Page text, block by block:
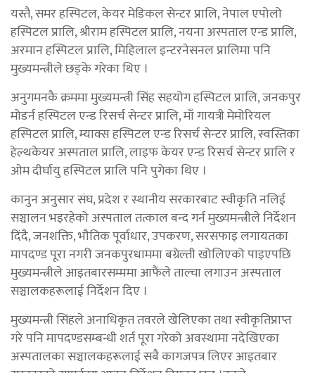
यस्तै, समर हस्पिटल, केयर मेडिकल सेन्टर प्रालि, नेपाल एपोलो
हस्पिटल प्रालि, श्रीराम हस्पिटल प्रालि, नयना अस्पताल एन्ड प्रालि,
अरमान हस्पिटल प्रालि, मिहिलाल इन्टरनेसनल प्रालिमा पनि
मुख्यमन्त्रीले छड्के गरेका थिए ।
अनुगमनकै क्रममा मुख्यमन्त्री सिंह सहयोग हस्पिटल प्रालि, जनकपुर
मोडर्न हस्पिटल एन्ड रिसर्च सेन्टर प्रालि, माँ गायत्री मेमोरियल
हस्पिटल प्रालि, म्याक्स हस्पिटल एन्ड रिसर्च सेन्टर प्रालि, स्वस्तिका
हेल्थकेयर अस्पताल प्रालि, लाइफ केयर एन्ड रिसर्च सेन्टर प्रालि र
ओम दीर्घायु हस्पिटल प्रालि पनि पुगेका थिए ।
कानुन अनुसार संघ, प्रदेश र स्थानीय सरकारबाट स्वीकृति नलिई
सञ्चालन भइरहेको अस्पताल तत्काल बन्द गर्न मुख्यमन्त्रीले निर्देशन
दिंदै, जनशक्ति, भौतिक पूर्वाधार, उपकरण, सरसफाइ लगायतका
मापदण्ड पूरा नगरी जनकपुरधाममा बग्रेल्ती खोलिएको पाइएपछि
मुख्यमन्त्रीले आइतबारसम्ममा आफैंले ताल्चा लगाउन अस्पताल
सञ्चालकहरूलाई निर्देशन दिए ।
मुख्यमन्त्री सिंहले अनाधिकृत तवरले खेलिएका तथा स्वीकृतिप्राप्त
गरे पनि मापदण्डसम्बन्धी शर्त पूरा गरेको अवस्थामा नदेखिएका
अस्पतालका सञ्चालकहरूलाई सबै कागजपत्र लिएर आइतबार